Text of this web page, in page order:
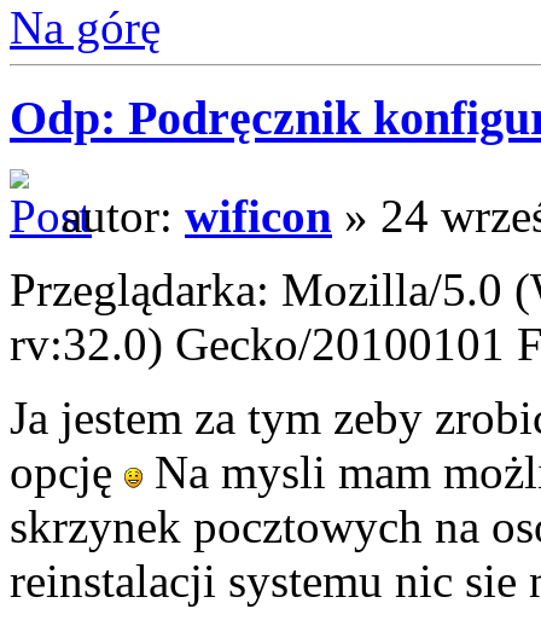
Na górę
Odp: Podręcznik
autor: wificon » 24
Przeglądarka: Mozilla/5.0
rv:32.0) Gecko/20100101
Ja jestem za tym zeby
opcję
Na mysli mam
skrzynek pocztowych na
reinstalacji systemu nic